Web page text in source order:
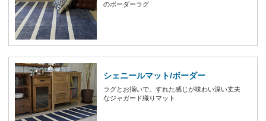
のボーダーラグ
シェニールマット/ボーダー
ラグとお揃いで。すれた感じが味わい深い丈夫
なジャガード織りマット